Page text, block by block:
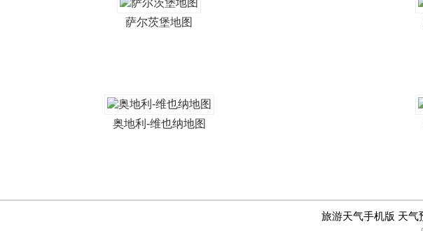
萨尔茨堡地图
奥地利-维也纳地图
旅游天气手机版 天气